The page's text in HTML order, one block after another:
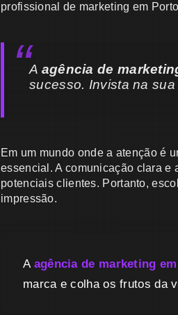
profissional de marketing em
A agência de
sucesso. Invista na
Em um mundo onde a atenção é
essencial. A comunicação clara e
potenciais clientes. Portanto,
impressão.
A agência de marketing
marca e colha os frutos da